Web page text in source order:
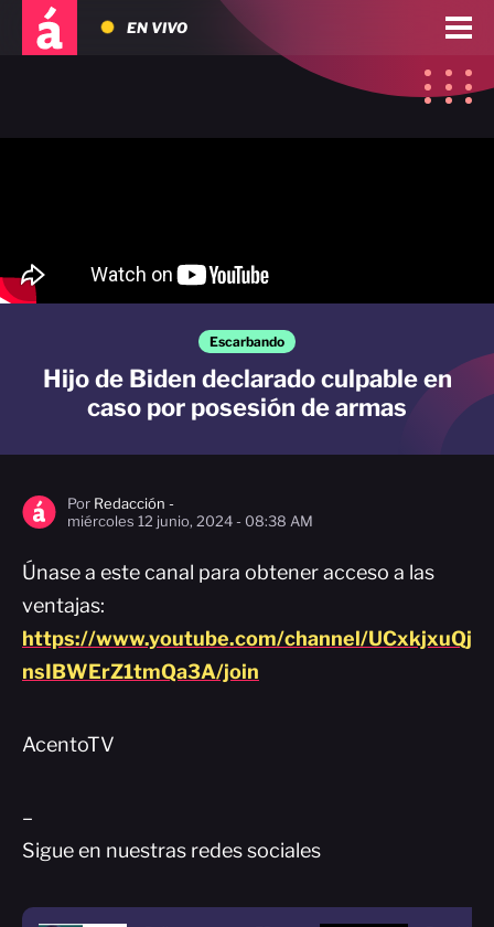
EN VIVO
Escarbando
Hijo de Biden declarado culpable en
caso por posesión de armas
Por Redacción -
miércoles 12 junio, 2024 - 08:38 AM
Únase a este canal para obtener acceso a las
ventajas:
https://www.youtube.com/channel/UCxkjxuQj
nsIBWErZ1tmQa3A/join
AcentoTV
–
Sigue en nuestras redes sociales